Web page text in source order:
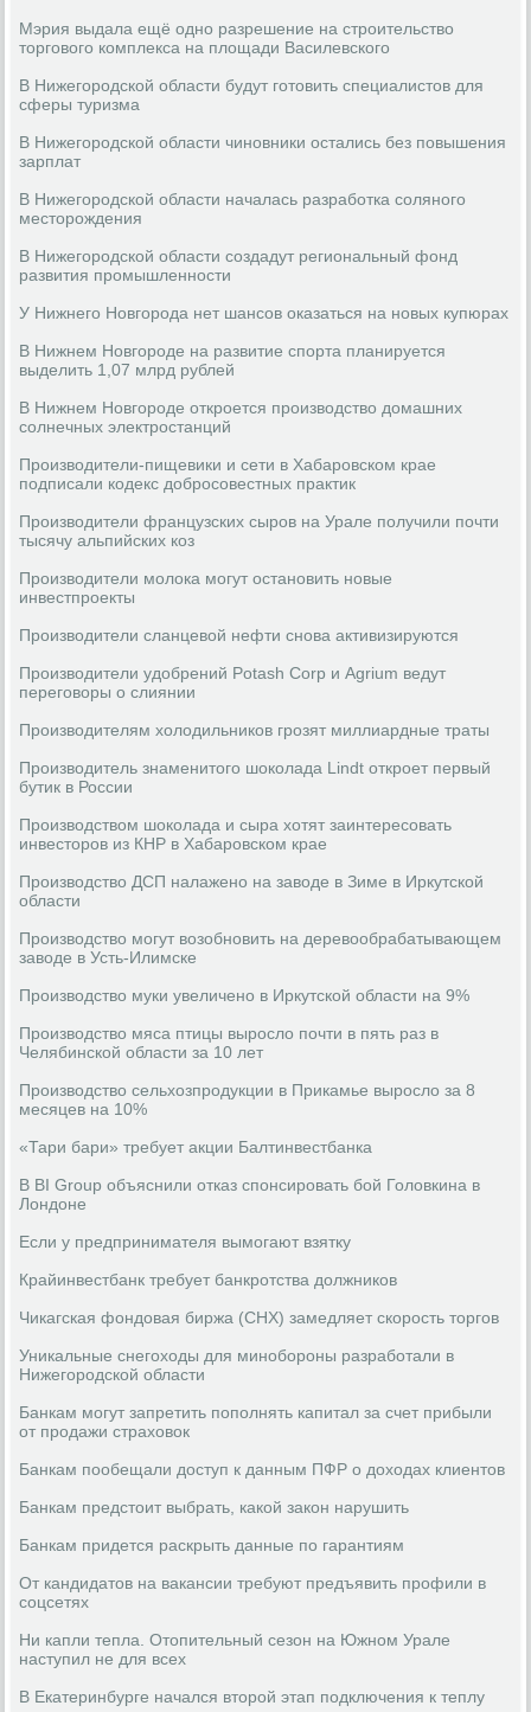
Мэрия выдала ещё одно разрешение на строительство
торгового комплекса на площади Василевского
В Нижегородской области будут готовить специалистов для
сферы туризма
В Нижегородской области чиновники остались без повышения
зарплат
В Нижегородской области началась разработка соляного
месторождения
В Нижегородской области создадут региональный фонд
развития промышленности
У Нижнего Новгорода нет шансов оказаться на новых купюрах
В Нижнем Новгороде на развитие спорта планируется
выделить 1,07 млрд рублей
В Нижнем Новгороде откроется производство домашних
солнечных электростанций
Производители-пищевики и сети в Хабаровском крае
подписали кодекс добросовестных практик
Производители французских сыров на Урале получили почти
тысячу альпийских коз
Производители молока могут остановить новые
инвестпроекты
Производители сланцевой нефти снова активизируются
Производители удобрений Potash Corp и Agrium ведут
переговоры о слиянии
Производителям холодильников грозят миллиардные траты
Производитель знаменитого шоколада Lindt откроет первый
бутик в России
Производством шоколада и сыра хотят заинтересовать
инвесторов из КНР в Хабаровском крае
Производство ДСП налажено на заводе в Зиме в Иркутской
области
Производство могут возобновить на деревообрабатывающем
заводе в Усть-Илимске
Производство муки увеличено в Иркутской области на 9%
Производство мяса птицы выросло почти в пять раз в
Челябинской области за 10 лет
Производство сельхозпродукции в Прикамье выросло за 8
месяцев на 10%
«Тари бари» требует акции Балтинвестбанка
В BI Group объяснили отказ спонсировать бой Головкина в
Лондоне
Если у предпринимателя вымогают взятку
Крайинвестбанк требует банкротства должников
Чикагская фондовая биржа (CHX) замедляет скорость торгов
Уникальные снегоходы для минобороны разработали в
Нижегородской области
Банкам могут запретить пополнять капитал за счет прибыли
от продажи страховок
Банкам пообещали доступ к данным ПФР о доходах клиентов
Банкам предстоит выбрать, какой закон нарушить
Банкам придется раскрыть данные по гарантиям
От кандидатов на вакансии требуют предъявить профили в
соцсетях
Ни капли тепла. Отопительный сезон на Южном Урале
наступил не для всех
В Екатеринбурге начался второй этап подключения к теплу